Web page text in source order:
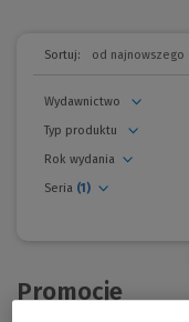
Sortuj:
Wydawnictwo
Seria (1)
Rok wydania
Typ produktu
Promocje